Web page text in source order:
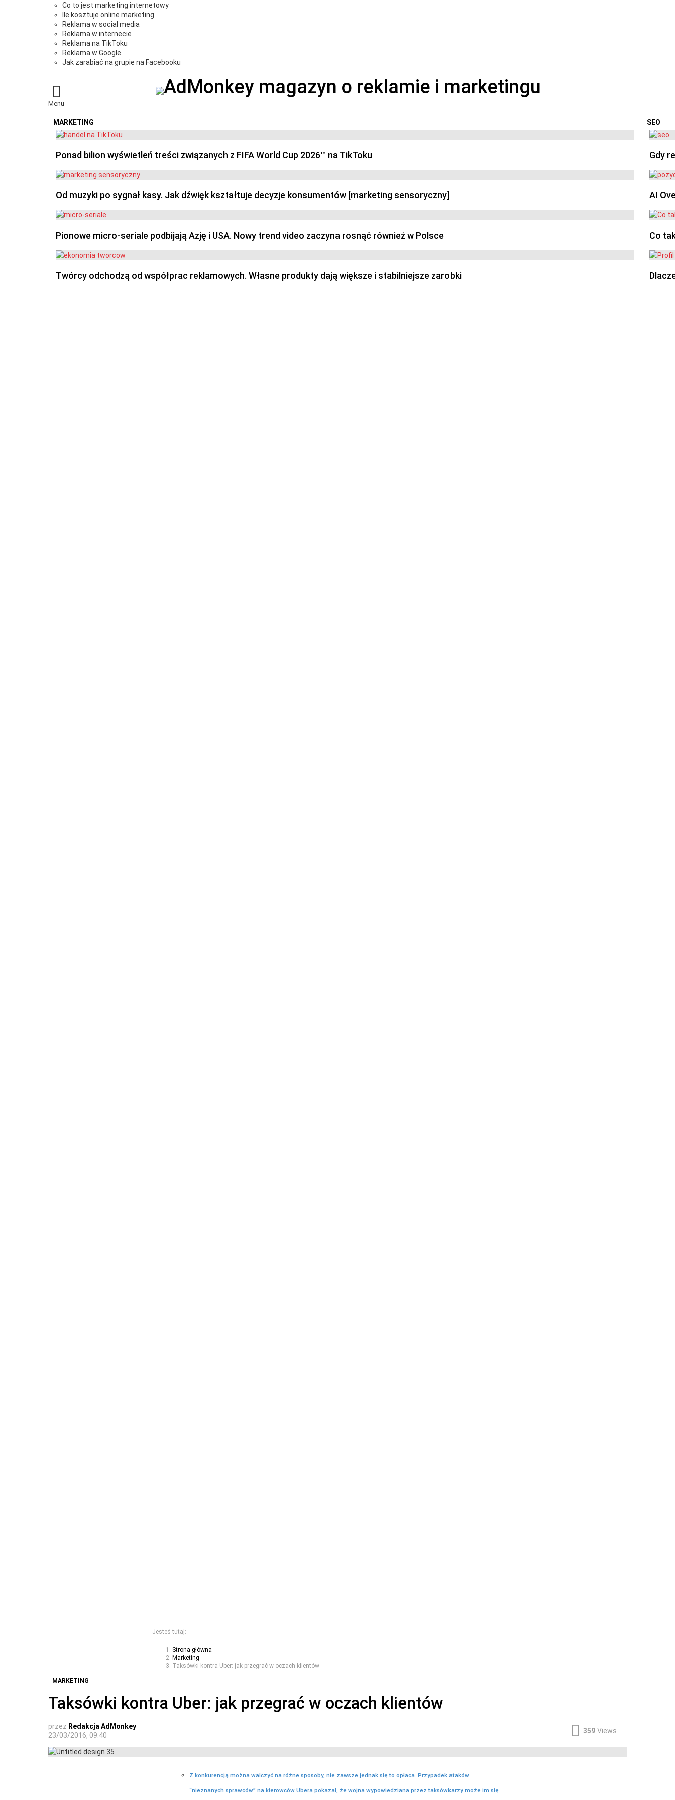
Co to jest marketing internetowy
Ile kosztuje online marketing
Reklama w social media
Reklama w internecie
Reklama na TikToku
Reklama w Google
Jak zarabiać na grupie na Facebooku
Menu magazyn o marketingu, reklamie i kreatywności
MARKETING
OSTATNIE
Ponad bilion wyświetleń treści związanych z FIFA World Cup 2026™ na TikToku
Od muzyki po sygnał kasy. Jak dźwięk kształtuje decyzje konsumentów [marketing sensoryczny]
Pionowe micro-seriale podbijają Azję i USA. Nowy trend video zaczyna rosnąć również w Polsce
Twórcy odchodzą od współprac reklamowych. Własne produkty dają większe i stabilniejsze zarobki
SEO
Gdy
AI
Co
Jesteś tutaj:
Strona główna
Marketing
Taksówki kontra Uber: jak przegrać w oczach klientów
MARKETING
Taksówki kontra Uber: jak przegrać w oczach klientów
przez Redakcja AdMonkey
23/03/2016, 09:40
359 Views
Z konkurencją można walczyć na różne sposoby, nie zawsze jednak się to opłaca. Przypadek ataków
“nieznanych sprawców” na kierowców Ubera pokazał, że wojna wypowiedziana przez taksówkarzy może im się